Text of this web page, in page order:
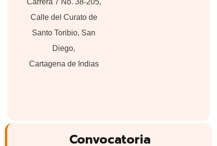
Calle del Curato de
Santo Toribio, San
Diego,
Cartagena de Indias
Convocatoria